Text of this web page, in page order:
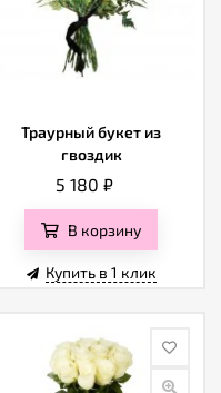
Траурный букет из
гвоздик
5 180₽
В корзину
Купить в 1 клик